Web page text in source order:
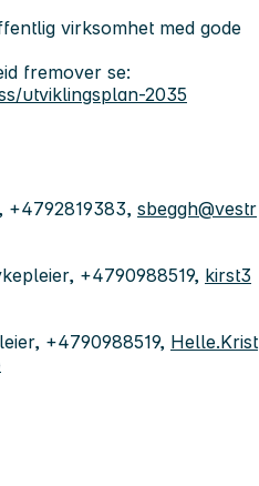
virksomhet med gode
fremover se:
utviklingsplan-2035
+4792819383, sbeggh@vestr
+4790988519, kirst3
+4790988519, Helle.Krist